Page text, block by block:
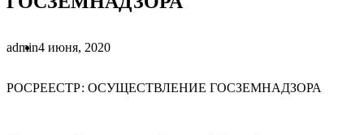
admin4 июня, 2020
РОСРЕЕСТР: ОСУЩЕСТВЛЕНИЕ ГОСЗЕМНАДЗОРА